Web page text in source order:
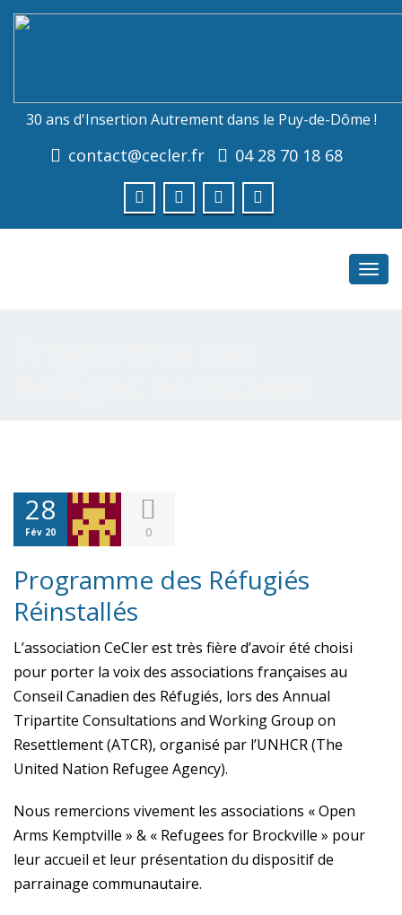
30 ans d'Insertion Autrement dans le Puy-de-Dôme !
contact@cecler.fr 04 28 70 18 68
28
Fév 20 0
Programme des Réfugiés
Réinstallés
L’association CeCler est très fière d’avoir été choisi
pour porter la voix des associations françaises au
Conseil Canadien des Réfugiés, lors des Annual
Tripartite Consultations and Working Group on
Resettlement (ATCR), organisé par l’UNHCR (The
United Nation Refugee Agency).
Nous remercions vivement les associations « Open
Arms Kemptville » & « Refugees for Brockville » pour
leur accueil et leur présentation du dispositif de
parrainage communautaire.